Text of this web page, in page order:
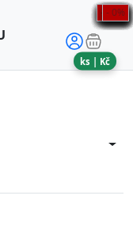
ks | Kč
- 0%
- 55%
- 62%
- 55%
- 60%
- 60%
- 62%
- 62%
- 0%
- 55%
- 0%
- 0%
- 0%
- 0%
- 65%
- 66%
- 0%
- 0%
- 0%